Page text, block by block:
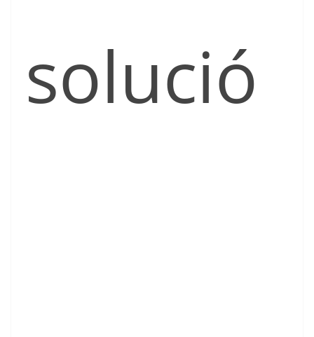
solució